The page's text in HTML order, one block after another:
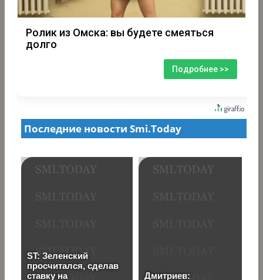
Ролик из Омска: вы будете смеяться
долго
Подробнее >>